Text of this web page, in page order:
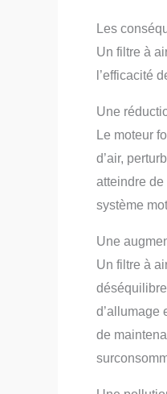
Les
Un filtre à
l’efficacité
Une
Le moteur
d’air,
atteindre de
système
Une
Un filtre à
d’allumage
de